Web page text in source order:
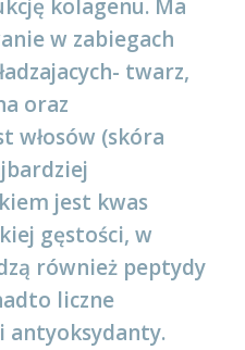
kolagenu. Ma
w zabiegach
twarz,
oraz
włosów (skóra
jest kwas
gęstości, w
również peptydy
liczne
antyoksydanty.